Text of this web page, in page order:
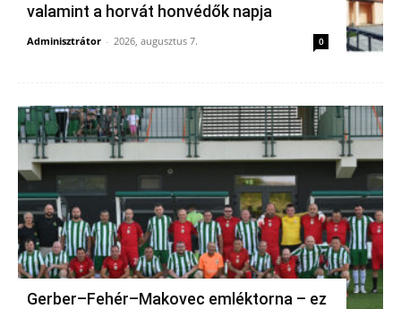
valamint a horvát honvédők napja
Adminisztrátor - 2026, augusztus 7. 0
Gerber–Fehér–Makovec emléktorna – ez